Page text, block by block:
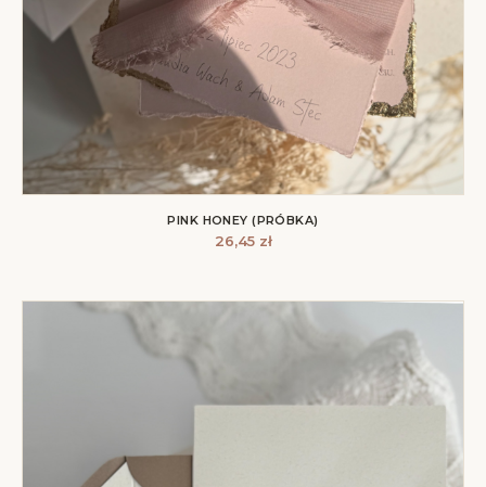
PINK HONEY (PRÓBKA)
26,45 zł